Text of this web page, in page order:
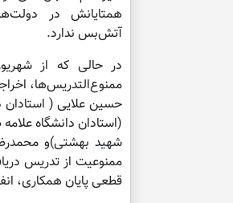
همتایانش در
آتش‌بس ندارد.
ممنوع‌التدریس‌ها،
حسین علایی ( استادان
(استادان دانشگاه
شهید بهشتی)و
ممنوعیت از تدریس
قطعی پایان همکاری،